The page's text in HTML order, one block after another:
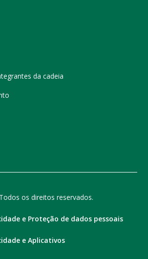
da cadeia
os direitos reservados.
e Proteção de dados pessoais
e Aplicativos